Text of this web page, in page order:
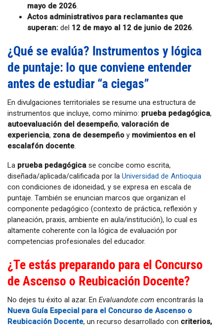
mayo de 2026.
Actos administrativos para reclamantes que
superan: del 12 de mayo al 12 de junio de 2026.
¿Qué se evalúa? Instrumentos y lógica
de puntaje: lo que conviene entender
antes de estudiar “a ciegas”
En divulgaciones territoriales se resume una estructura de
instrumentos que incluye, como mínimo: prueba pedagógica,
autoevaluación del desempeño, valoración de
experiencia, zona de desempeño y movimientos en el
escalafón docente.
La prueba pedagógica se concibe como escrita,
diseñada/aplicada/calificada por la Universidad de Antioquia
con condiciones de idoneidad, y se expresa en escala de
puntaje. También se enuncian marcos que organizan el
componente pedagógico (contexto de práctica, reflexión y
planeación, praxis, ambiente en aula/institución), lo cual es
altamente coherente con la lógica de evaluación por
competencias profesionales del educador.
¿Te estás preparando para el Concurso
de Ascenso o Reubicación Docente?
No dejes tu éxito al azar. En Evaluandote.com encontrarás la
Nueva Guía Especial para el Concurso de Ascenso o
Reubicación Docente, un recurso desarrollado con criterios,